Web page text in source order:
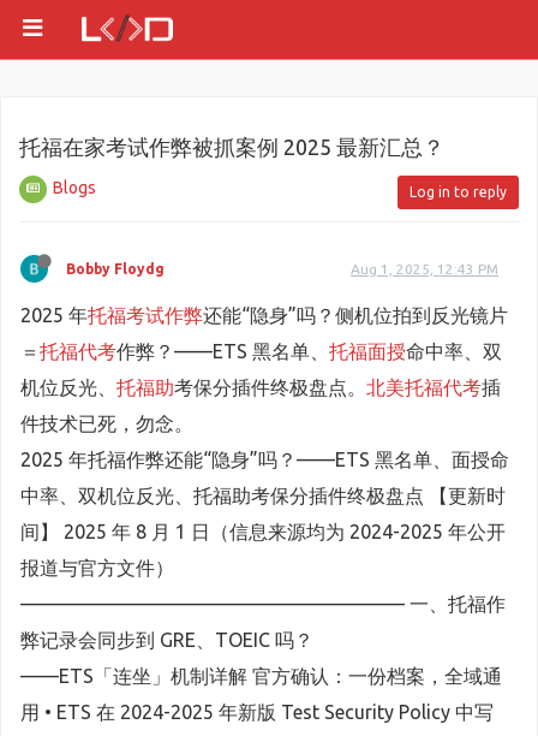
托福在家考试作弊被抓案例 2025 最新汇总？
Blogs Log in to reply
Bobby Floydg Aug 1, 2025, 12:43 PM
2025 年托福考试作弊还能“隐身”吗？侧机位拍到反光镜片
＝ 托福代考作弊？——ETS 黑名单、 托福面授命中率、双
机位反光、 托福助考保分插件终极盘点。 北美托福代考插
件技术已死，勿念。
2025 年托福作弊还能“隐身”吗？——ETS 黑名单、面授命
中率、双机位反光、托福助考保分插件终极盘点 【更新时
间】 2025 年 8 月 1 日（信息来源均为 2024-2025 年公开
报道与官方文件）
———————————————————— 一、托福作
弊记录会同步到 GRE、TOEIC 吗？
——ETS「连坐」机制详解 官方确认：一份档案，全域通
用 • ETS 在 2024-2025 年新版 Test Security Policy 中写